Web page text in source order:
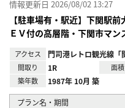
情報更新日 2026/08/02 13:27
【駐車場有・駅近】下関駅
ＥＶ付の高層階・下関市マ
アクセス 門司港レトロ観光線「
間取り 1R 面積
築年数 1987年 10月 築
プラン名・期間